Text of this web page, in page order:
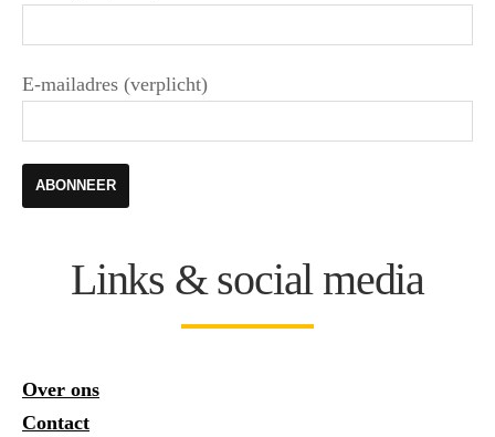
E-mailadres (verplicht)
Links & social media
Over ons
Contact